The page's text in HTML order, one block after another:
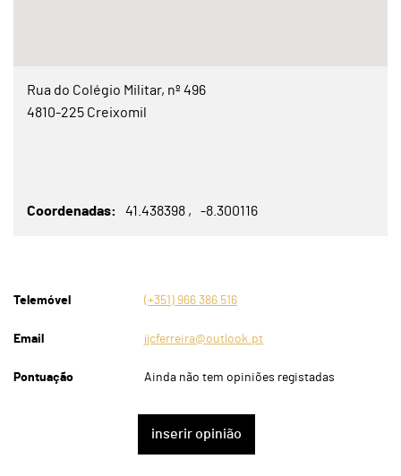
Rua do Colégio Militar, nº 496
4810-225 Creixomil
Coordenadas 41.438398 -8.300116
Telemóvel (+351) 966 386 516
Email jjcferreira@outlook.pt
Pontuação Ainda não tem opiniões registadas
inserir opinião